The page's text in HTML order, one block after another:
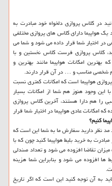
در كلاس پروازی دلخواه خود مبادرت به
یك هواپیما دارای كلاس های پروازی مختلفی
در اختیار شما قرار داده می شود و شما می
كلاس پروازی فرست كلاس نخستین و با
امكانات هواپیما مانند بهترین و
شخصی مناسب و … در آن قرار دارند.
هواپیما است كه امكانات كمتری نسبت
وجود هنوز هم شما از امكانات بسیار
را هم دارا هستند، آخرین كلاس پروازی
امكانات عادی هواپیما در اختیار شما قرار
كنیم؟
مد نظر دارید سفارش ما به شما این است كه
پرواز مبادرت به خرید بلیط هواپیما كنید چون كه با
تقاضا افزوده می شود و تعداد صندلی
افزوده می شود و بنابراین شما هزینه
به آن توجه كنید این است كه اگر تاریخ